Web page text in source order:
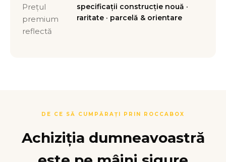
Prețul
premium
reflectă
specificații construcție nouă ·
raritate · parcelă & orientare
DE CE SĂ CUMPĂRAȚI PRIN ROCCABOX
Achiziția dumneavoastră